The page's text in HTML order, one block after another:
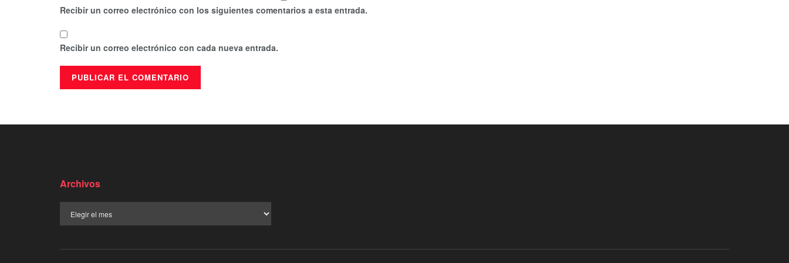
Recibir un correo electrónico con los siguientes comentarios a esta entrada.
Recibir un correo electrónico con cada nueva entrada.
Archivos